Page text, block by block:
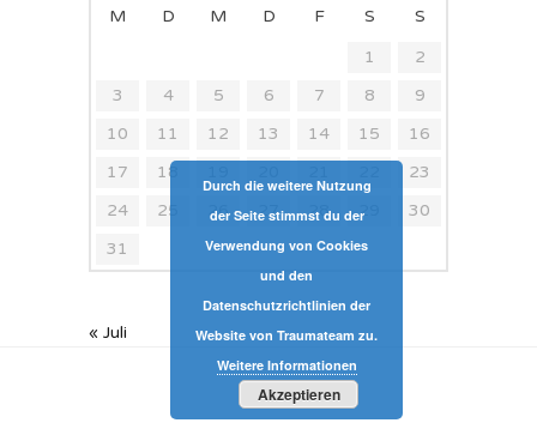
M D M D F S
S
1
2
3
4 5 6 7 8
9
10
11 12 13 14 15
16
17
18
23
24
25 26 27 28 29
30
31
« Juli
Durch die weitere Nutzung
der Seite stimmst du der
Verwendung von Cookies
und den
Datenschutzrichtlinien der
Website von Traumateam zu.
Weitere Informationen
Akzeptieren